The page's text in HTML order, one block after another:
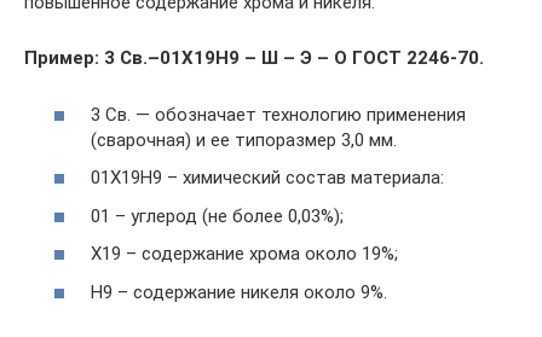
Пример: 3 Св.–01Х19Н9 – Ш – Э – О ГОСТ 2246-70.
3 Св. — обозначает технологию применения
(сварочная) и ее типоразмер 3,0 мм.
01Х19Н9 – химический состав материала:
01 – углерод (не более 0,03%);
Х19 – содержание хрома около 19%;
Н9 – содержание никеля около 9%.